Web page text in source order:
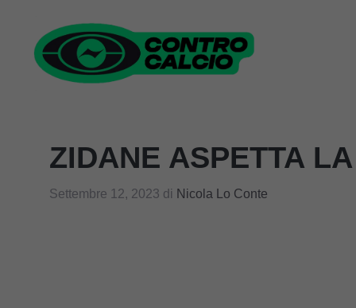
contenuto
ZIDANE ASPETTA
Settembre 12, 2023 di Nicola Lo Conte